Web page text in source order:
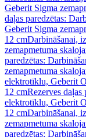
Geberit Sigma
daļas paredzētas:
Geberit Sigma
12 cmDarbināšanai,
zemapmetuma
paredzētas:
zemapmetuma
elektrotīklu, Geberit
12 cmRezerves daļas
elektrotīklu, Geberit
12 cmDarbināšanai,
zemapmetuma
paredzētas: